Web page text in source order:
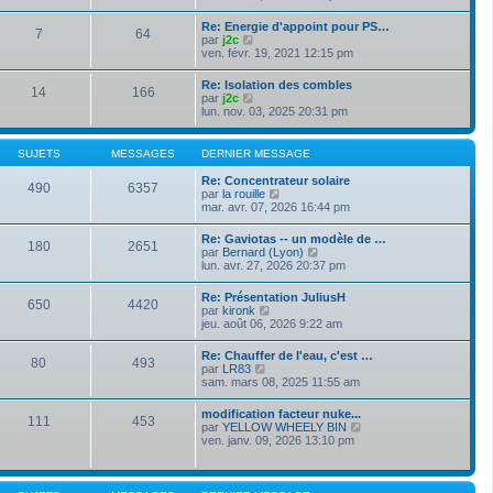
s
s
a
e
e
r
m
e
s
s
a
e
r
n
e
r
m
e
s
s
a
e
l
e
d
e
r
e
r
m
e
s
s
a
g
7 64
Re: Energie d'appoint pour PS…
par j2c
o
r
l
e
d
e
r
n
i
e
r
m
e
s
s
a
g
ven. févr. 19, 2021 12:15 pm
14 166
Re: Isolation des combles
par j2c
o
r
l
d
e
r
n
i
e
r
m
e
s
s
a
lun. nov. 03, 2025 20:31 pm
SUJETS MESSAGES DERNIER MESSAGE
490 6357
Re: Concentrateur solaire
par la rouille
o
l
e
d
e
r
i
e
r
m
e
s
s
a
g
e
mar. avr. 07, 2026 16:44 pm
180 2651
Re: Gaviotas -- un modèle de …
par Bernard (Lyon)
o
r
l
e
d
e
r
i
e
r
m
e
s
a
lun. avr. 27, 2026 20:37 pm
650 4420
Re: Présentation JuliusH
par kironk
o
l
e
d
e
r
n
r
m
jeu. août 06, 2026 9:22 am
80 493
Re: Chauffer de l'eau, c'est …
par LR83
o
l
e
d
r
n
sam. mars 08, 2025 11:55 am
111 453
modification facteur nuke...
par YELLOW WHEELY BIN
l
ven. janv. 09, 2026 13:10 pm